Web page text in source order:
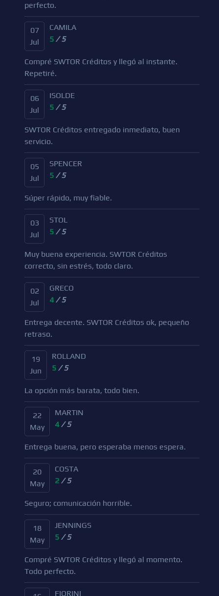
perfecto.
07
Jul
CAMILA
5 / 5
Compré SWTOR Créditos y llegó al instante.
Repetiré.
06
Jul
ISOLDE
5 / 5
SWTOR Créditos entregado inmediato, buen
servicio.
05
Jul
SPENCER
5 / 5
Súper rápido, muy fiable.
03
Jul
STOL
5 / 5
Muy buena experiencia. SWTOR Créditos
correcto, sin estrés, todo claro.
02
Jul
GRECO
4 / 5
Entrega decente. SWTOR Créditos ok, pequeño
retraso.
19
Jun
ROLLAND
5 / 5
La opción más barata, todo bien.
22
May
MARTIN
4 / 5
Entrega buena, pero esperaba menos espera.
20
May
COSTA
2 / 5
Seguro; comunicación horrible.
18
May
JENNINGS
5 / 5
Compré SWTOR Créditos y llegó al momento.
Todo perfecto.
FIORINI